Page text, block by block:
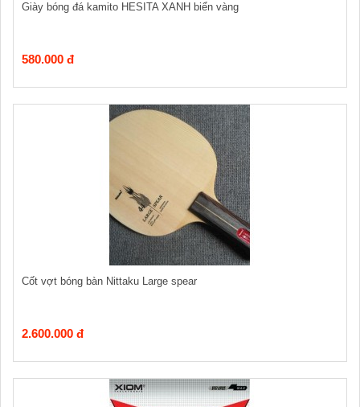
Giày bóng đá kamito HESITA XANH biển vàng
580.000 đ
Cốt vợt bóng bàn Nittaku Large spear
2.600.000 đ